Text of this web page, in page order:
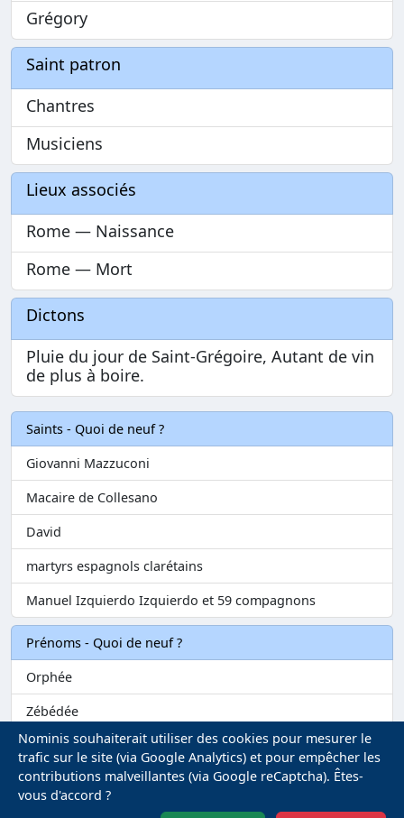
Grégory
Saint patron
Chantres
Musiciens
Lieux associés
Rome — Naissance
Rome — Mort
Dictons
Pluie du jour de Saint-Grégoire, Autant de vin
de plus à boire.
Saints - Quoi de neuf ?
Giovanni Mazzuconi
Macaire de Collesano
David
martyrs espagnols clarétains
Manuel Izquierdo Izquierdo et 59 compagnons
Prénoms - Quoi de neuf ?
Orphée
Zébédée
Melvil
Matilin
Nominis souhaiterait utiliser des cookies pour mesurer le
trafic sur le site (via Google Analytics) et pour empêcher les
contributions malveillantes (via Google reCaptcha). Êtes-
vous d'accord ?